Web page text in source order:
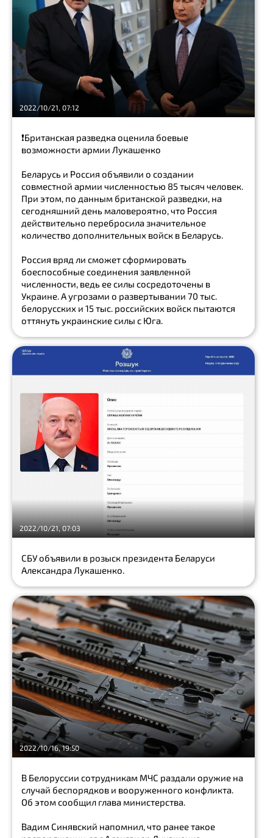
2022/10/21, 07:12
❗️Британская разведка оценила боевые
возможности армии Лукашенко
Беларусь и Россия объявили о создании
совместной армии численностью 85 тысяч человек.
При этом, по данным британской разведки, на
сегодняшний день маловероятно, что Россия
действительно перебросила значительное
количество дополнительных войск в Беларусь.
Россия вряд ли сможет сформировать
боеспособные соединения заявленной
численности, ведь ее силы сосредоточены в
Украине. А угрозами о развертывании 70 тыс.
белорусских и 15 тыс. российских войск пытаются
оттянуть украинские силы с Юга.
2022/10/21, 07:03
СБУ объявили в розыск президента Беларуси
Александра Лукашенко.
2022/10/16, 19:50
В Белоруссии сотрудникам МЧС раздали оружие на
случай беспорядков и вооруженного конфликта.
Об этом сообщил глава министерства.
Вадим Синявский напомнил, что ранее такое